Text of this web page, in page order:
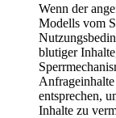
Wenn der
Modells vom
blutiger
entsprechen,
Inhalte zu